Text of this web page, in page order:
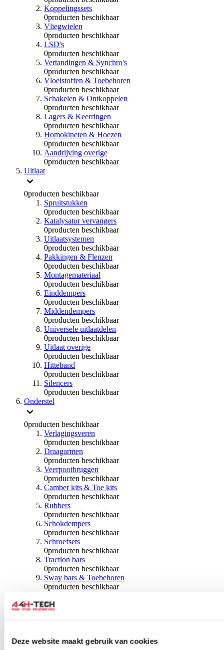
Deze website maakt gebruik van cookies
Koppelingssets
0producten beschikbaar
Vliegwielen
0producten beschikbaar
LSD's
0producten beschikbaar
Vertandingen & Synchro's
0producten beschikbaar
Vloeistoffen & Toebehoren
0producten beschikbaar
Schakelen & Ontkoppelen
0producten beschikbaar
Lagers & Keerringen
0producten beschikbaar
Homokineten & Hoezen
0producten beschikbaar
Aandrijving overige
0producten beschikbaar
Uitlaat
0producten beschikbaar
Spruitstukken
0producten beschikbaar
Katalysator vervangers
0producten beschikbaar
Uitlaatsystemen
0producten beschikbaar
Pakkingen & Flenzen
0producten beschikbaar
Montagemateriaal
0producten beschikbaar
Einddempers
0producten beschikbaar
Middendempers
0producten beschikbaar
Universele uitlaatdelen
0producten beschikbaar
Uitlaat overige
0producten beschikbaar
Hitteband
0producten beschikbaar
Silencers
0producten beschikbaar
Onderstel
0producten beschikbaar
Verlagingsveren
0producten beschikbaar
Draagarmen
0producten beschikbaar
Veerpootbruggen
0producten beschikbaar
Camber kits & Toe kits
0producten beschikbaar
Rubbers
0producten beschikbaar
Schokdempers
0producten beschikbaar
Schroefsets
0producten beschikbaar
Traction bars
0producten beschikbaar
Sway bars & Toebehoren
0producten beschikbaar
0producten beschikbaar
Wiellagers & Naven
0producten beschikbaar